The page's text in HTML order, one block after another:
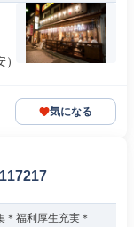
気になる
＊福利厚生充実＊